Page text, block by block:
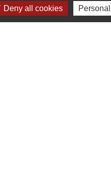
Jumelages
Deny all cookies